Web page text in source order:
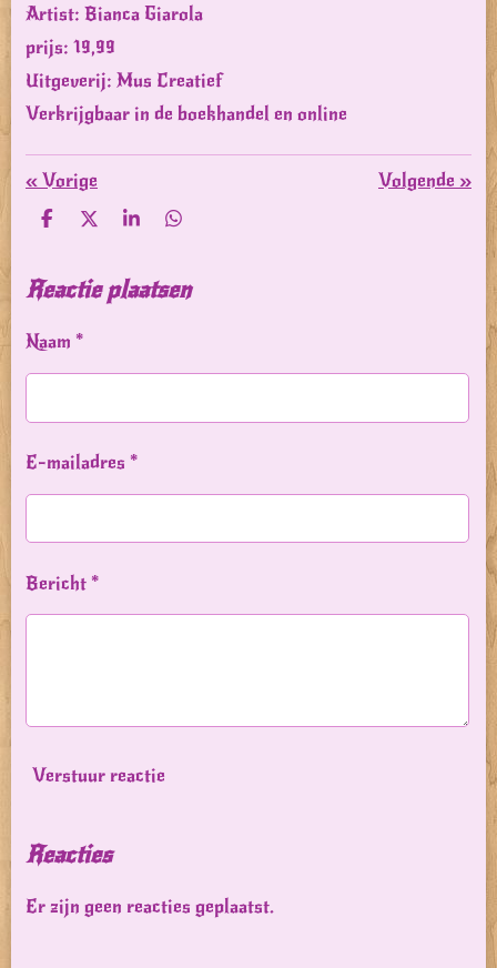
Artist: Bianca Giarola
prijs: 19,99
Uitgeverij: Mus Creatief
Verkrijgbaar in de boekhandel en online
«Vorige Volgende »
D
e
n
D
l
S
r
e
D
e
n
Reactie plaatsen
Naam *
E-mailadres *
Bericht *
Verstuur reactie
Reacties
Er zijn geen reacties geplaatst.